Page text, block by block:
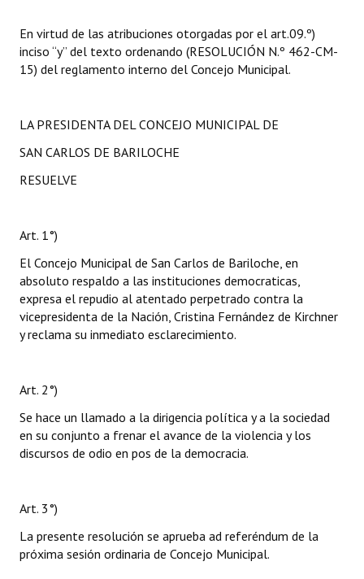
En virtud de las atribuciones otorgadas por el art.09.º)
inciso “y” del texto ordenando (RESOLUCIÓN N.º 462-CM-
15) del reglamento interno del Concejo Municipal.
LA PRESIDENTA DEL CONCEJO MUNICIPAL DE
SAN CARLOS DE BARILOCHE
RESUELVE
Art. 1°)
El Concejo Municipal de San Carlos de Bariloche, en
absoluto respaldo a las instituciones democraticas,
expresa el repudio al atentado perpetrado contra la
vicepresidenta de la Nación, Cristina Fernández de Kirchner
y reclama su inmediato esclarecimiento.
Art. 2°)
Se hace un llamado a la dirigencia política y a la sociedad
en su conjunto a frenar el avance de la violencia y los
discursos de odio en pos de la democracia.
Art. 3°)
La presente resolución se aprueba ad referéndum de la
próxima sesión ordinaria de Concejo Municipal.